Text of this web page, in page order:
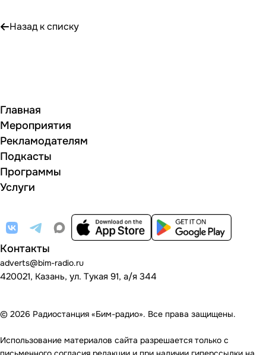
Назад к списку
Главная
Мероприятия
Рекламодателям
Подкасты
Программы
Услуги
Контакты
adverts@bim-radio.ru
420021, Казань, ул. Тукая 91, а/я 344
© 2026 Радиостанция «Бим-радио». Все права защищены.
Использование материалов сайта разрешается только с